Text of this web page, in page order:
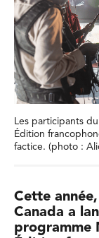
Les participants
Édition
factice. (photo :
Cette
Canada a
programme